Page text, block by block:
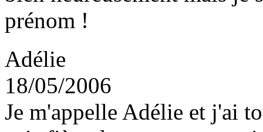
prénom !
Adélie
18/05/2006
Je m'appelle Adélie et j'ai